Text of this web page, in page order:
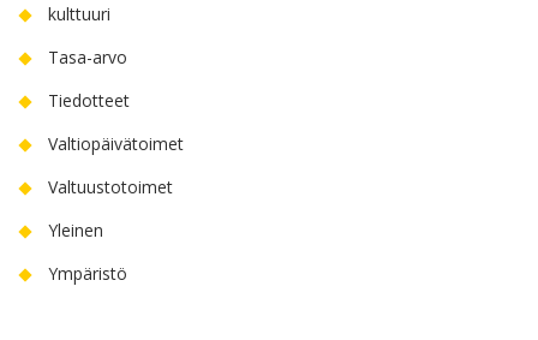
kulttuuri
Tasa-arvo
Tiedotteet
Valtiopäivätoimet
Valtuustotoimet
Yleinen
Ympäristö